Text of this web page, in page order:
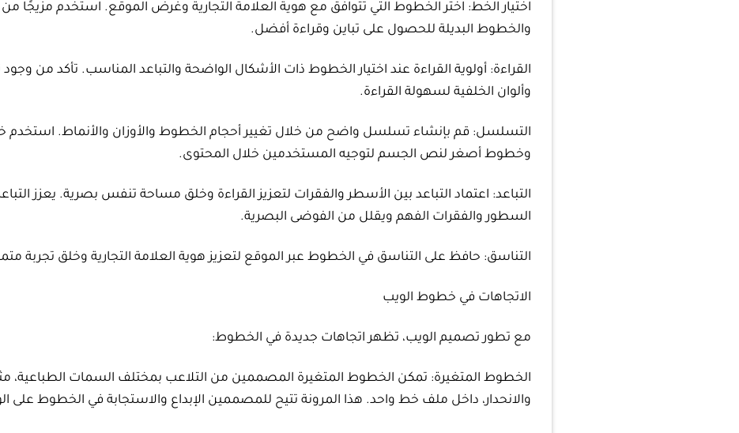
اختيار الخط: اختر الخطوط التي تتوافق مع هوية العلامة التجارية وغرض الموقع. استخدم مزيجًا
والخطوط البديلة للحصول على تباين وقراءة أفضل.
القراءة: أولوية القراءة عند اختيار الخطوط ذات الأشكال الواضحة والتباعد المناسب. تأكد من
وألوان الخلفية لسهولة القراءة.
التسلسل: قم بإنشاء تسلسل واضح من خلال تغيير أحجام الخطوط والأوزان والأنماط. استخدم
وخطوط أصغر لنص الجسم لتوجيه المستخدمين خلال المحتوى.
التباعد: اعتماد التباعد بين الأسطر والفقرات لتعزيز القراءة وخلق مساحة تنفس بصرية. يعزز
السطور والفقرات الفهم ويقلل من الفوضى البصرية.
التناسق: حافظ على التناسق في الخطوط عبر الموقع لتعزيز هوية العلامة التجارية وخلق تجربة
الاتجاهات في خطوط الويب
مع تطور تصميم الويب، تظهر اتجاهات جديدة في الخطوط:
الخطوط المتغيرة: تمكن الخطوط المتغيرة المصممين من التلاعب بمختلف السمات الطباعية،
والانحدار، داخل ملف خط واحد. هذا المرونة تتيح للمصممين الإبداع والاستجابة في الخطوط على